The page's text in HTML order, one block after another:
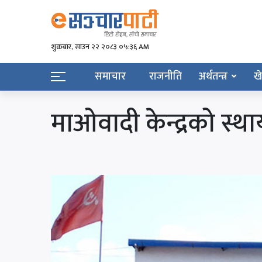
शुक्रबार​, साउन २२ २०८३ ०५:३६ AM
समाचार राजनीति अर्थतन्त्र
माओवादी केन्द्रको